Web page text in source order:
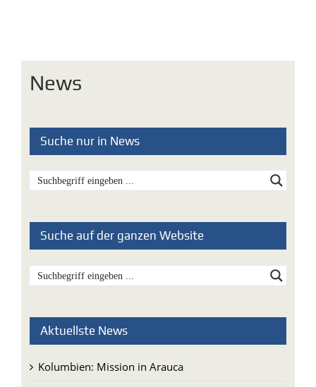
News
Suche nur in News
Suche auf der ganzen Website
Aktuellste News
Kolumbien: Mission in Arauca